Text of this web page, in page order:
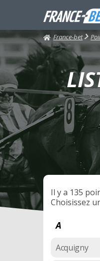
France-bet
Il y a 135
Choisissez
A
Acquigny